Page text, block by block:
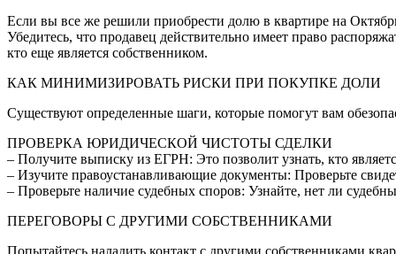
Если вы все же решили приобрести долю в квартире на
Убедитесь, что продавец действительно имеет право
кто еще является собственником.
КАК МИНИМИЗИРОВАТЬ РИСКИ ПРИ ПОКУПКЕ ДОЛИ
Существуют определенные шаги, которые помогут вам
ПРОВЕРКА ЮРИДИЧЕСКОЙ ЧИСТОТЫ СДЕЛКИ
– Получите выписку из ЕГРН: Это позволит узнать, кто
– Изучите правоустанавливающие документы: Проверьте
– Проверьте наличие судебных споров: Узнайте, нет ли
ПЕРЕГОВОРЫ С ДРУГИМИ СОБСТВЕННИКАМИ
Попытайтесь наладить контакт с другими собственниками